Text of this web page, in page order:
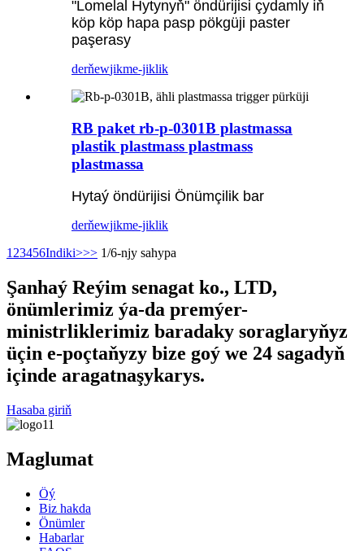
"Lomelal Hytynyň" öndürijisi çydamly iň
köp köp hapa pasp pökgüji paster
paşerasy
derňewjikme-jiklik
RB paket rb-p-0301B plastmassa
plastik plastmass plastmass
plastmassa
Hytaý öndürijisi Önümçilik bar
derňewjikme-jiklik
1 23456Indiki>>> 1/6-njy sahypa
Şanhaý Reýim senagat ko., LTD,
önümlerimiz ýa-da premýer-
ministrliklerimiz baradaky soraglaryňyz
üçin e-poçtaňyzy bize goý we 24 sagadyň
içinde aragatnaşykarys.
Hasaba giriň
Maglumat
Öý
Biz hakda
Önümler
Habarlar